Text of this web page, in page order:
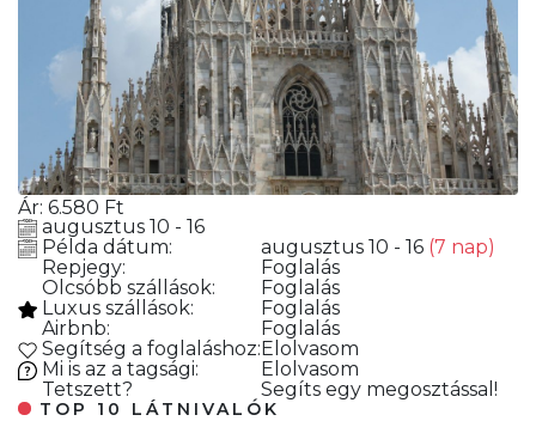
Ár: 6.580 Ft
augusztus 10 - 16
Példa dátum:
augusztus 10 - 16 (7 nap)
Repjegy:
Foglalás
Olcsóbb szállások:
Foglalás
Luxus szállások:
Foglalás
Airbnb:
Foglalás
Segítség a foglaláshoz:Elolvasom
Mi is az a tagsági:
Elolvasom
Tetszett?
Segíts egy megosztással!
TOP 10 LÁTNIVALÓK